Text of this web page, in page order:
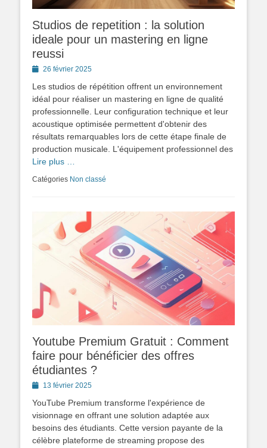
Studios de repetition : la solution
ideale pour un mastering en ligne
reussi
Posted26 février 2025
Les studios de répétition offrent un environnement
idéal pour réaliser un mastering en ligne de qualité
professionnelle. Leur configuration technique et leur
acoustique optimisée permettent d'obtenir des
résultats remarquables lors de cette étape finale de
production musicale. L'équipement professionnel des
Lire plus …
Catégories Non classé
Youtube Premium Gratuit : Comment
faire pour bénéficier des offres
étudiantes ?
Posted13 février 2025
YouTube Premium transforme l'expérience de
visionnage en offrant une solution adaptée aux
besoins des étudiants. Cette version payante de la
célèbre plateforme de streaming propose des